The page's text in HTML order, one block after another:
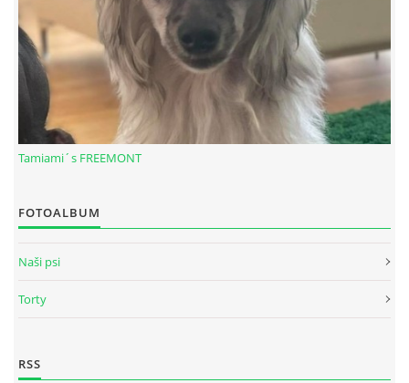
© 2026 eStránky.sk|RSS
Tamiami´s FREEMONT
FOTOALBUM
Naši psi
Torty
RSS